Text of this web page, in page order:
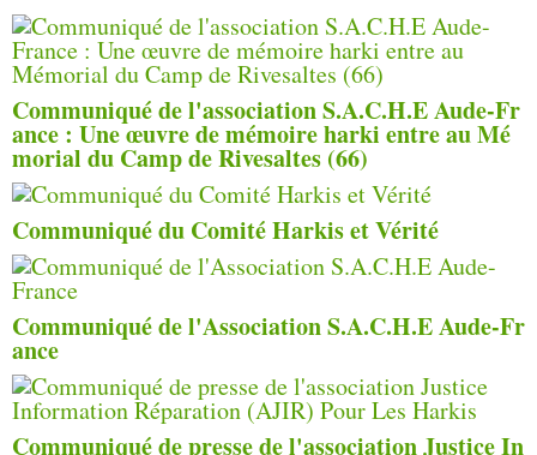
Communiqué de l'association S.A.C.H.E Aude-Fr
ance : Une œuvre de mémoire harki entre au Mé
morial du Camp de Rivesaltes (66)
Communiqué du Comité Harkis et Vérité
Communiqué de l'Association S.A.C.H.E Aude-Fr
ance
Communiqué de presse de l'association Justice In